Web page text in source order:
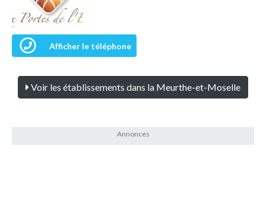
Afficher le téléphone
Voir les établissements dans la Meurthe-et-Moselle